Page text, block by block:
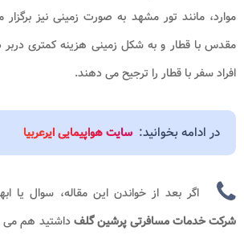
موارد، مانند تور مشهد به صورت زمینی نیز
مقدس با قطار و به شکل زمینی هزینه کمتری دربر
افراد سفر با قطار را ترجیح می دهند.
در ادامه بخوانید: سایت هواپیمایی ایرعربیا
اگر بعد از خواندن این مقاله، سوال یا
شرکت خدمات مسافرتی پرشین گلفداشتید هم می